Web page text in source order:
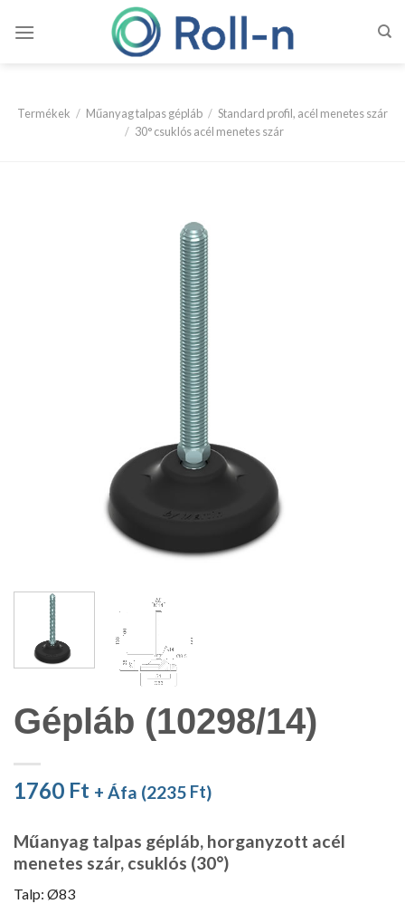
Termékek / Műanyag talpas gépláb / Standard profil, acél menetes szár
/ 30° csuklós acél menetes szár
Gépláb (10298/14)
1760 Ft + Áfa (2235 Ft)
Műanyag talpas gépláb, horganyzott acél
menetes szár, csuklós (30°)
Talp: Ø83